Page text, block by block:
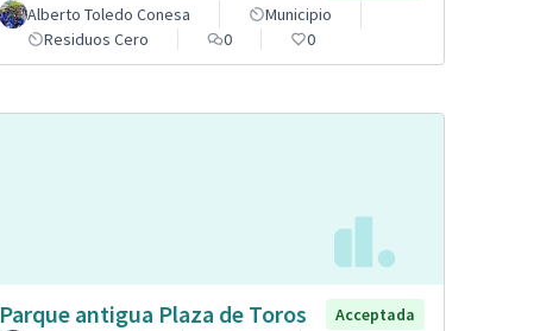
Alberto Toledo Conesa
Municipio
Residuos Cero
0 0
Parque antigua Plaza de Toros
Acceptada